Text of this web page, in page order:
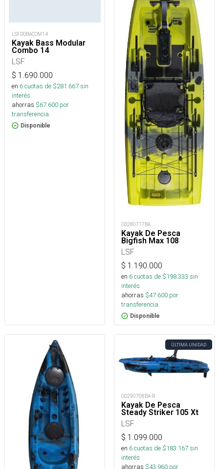
LSFDOBACOM14
Kayak Bass Modular
Combo 14
LSF
$ 1.690.000
en 6cuotas de $281.667sin
interés
ahorras $67.600 por
transferencia.
Disponible
OD280717BA
Kayak De Pesca
Bigfish Max 108
LSF
$ 1.190.000
en 6cuotas de $198.333 sin
interés
ahorras $47.600 por
transferencia.
Disponible
ÚLTIMA UNIDAD
OD290708BA-R
Kayak De Pesca
Steady Striker 105 Xt
LSF
$ 1.099.000
en 6cuotas de $183.167sin
interés
ahorras $43.960 por